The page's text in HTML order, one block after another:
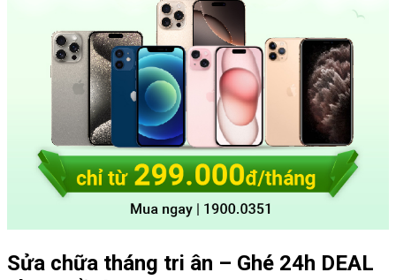
Sửa chữa tháng tri ân – Ghé 24h DEAL